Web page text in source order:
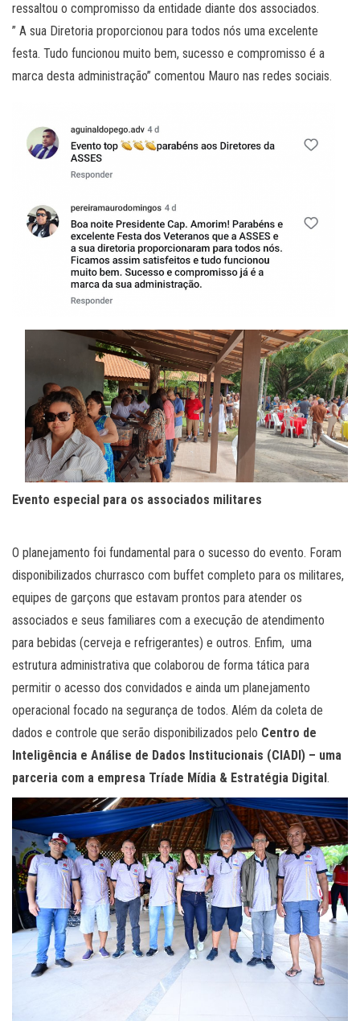
ressaltou o compromisso da entidade diante dos associados.
” A sua Diretoria proporcionou para todos nós uma excelente
festa. Tudo funcionou muito bem, sucesso e compromisso é a
marca desta administração” comentou Mauro nas redes sociais.
Evento especial para os associados militares
O planejamento foi fundamental para o sucesso do evento. Foram
disponibilizados churrasco com buffet completo para os militares,
equipes de garçons que estavam prontos para atender os
associados e seus familiares com a execução de atendimento
para bebidas (cerveja e refrigerantes) e outros. Enfim, uma
estrutura administrativa que colaborou de forma tática para
permitir o acesso dos convidados e ainda um planejamento
operacional focado na segurança de todos. Além da coleta de
dados e controle que serão disponibilizados pelo Centro de
Inteligência e Análise de Dados Institucionais (CIADI) – uma
parceria com a empresa Tríade Mídia & Estratégia Digital.